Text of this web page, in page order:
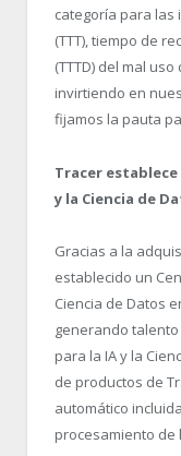
categoría para las
(TTT), tiempo de
(TTTD) del mal
invirtiendo en
fijamos la pauta
Tracer establece
y la Ciencia de
Gracias a la
establecido un
Ciencia de Datos
generando talento
para la IA y la
de productos de
automático
procesamiento de